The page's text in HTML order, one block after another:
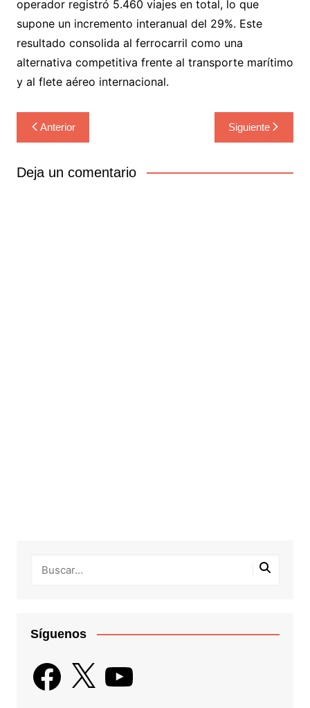
operador registró 5.460 viajes en total, lo que
supone un incremento interanual del 29%. Este
resultado consolida al ferrocarril como una
alternativa competitiva frente al transporte marítimo
y al flete aéreo internacional.
Navegación
de
entradas
Anterior Siguiente
Deja un comentario
Síguenos
Facebook
X YouTube